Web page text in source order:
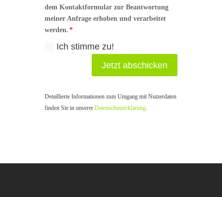
dem Kontaktformular zur Beantwortung
meiner Anfrage erhoben und verarbeitet
werden.
Ich stimme zu!
Jetzt abschicken
Detaillierte Informationen zum Umgang mit Nutzerdaten
finden Sie in unserer Datenschutzerklärung.